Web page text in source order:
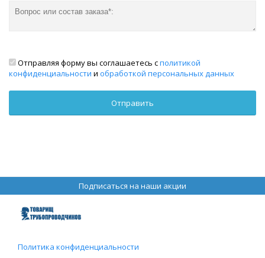
Отправляя форму вы соглашаетесь сполитикой
конфиденциальности и обработкой персональных данных
Подписаться на наши акции
Политика конфиденциальности